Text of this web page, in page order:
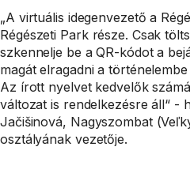
„A virtuális idegenvezető a
Régészeti Park része. Csak
szkennelje be a QR-kódot a
magát elragadni a
Az írott nyelvet kedvelők
változat is rendelkezésre áll“ -
Jačišinová, Nagyszombat
osztályának vezetője.